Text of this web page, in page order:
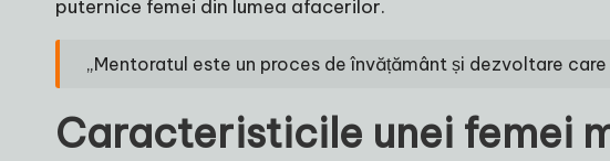
puternice femei din lumea afacerilor.
„Mentoratul este un proces de învățământ și dezvoltare
Caracteristicile unei femei